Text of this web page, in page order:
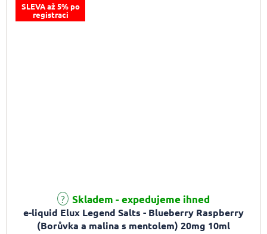
SLEVA až 5% po
registraci
e-liquid Elux Legend Salts - Blueberry Raspberry
(Borůvka a malina s mentolem) 20mg 10ml
Průměrné hodnocení produktu je 5,0 z 5 hvězdiček.
Skladem - expedujeme ihned